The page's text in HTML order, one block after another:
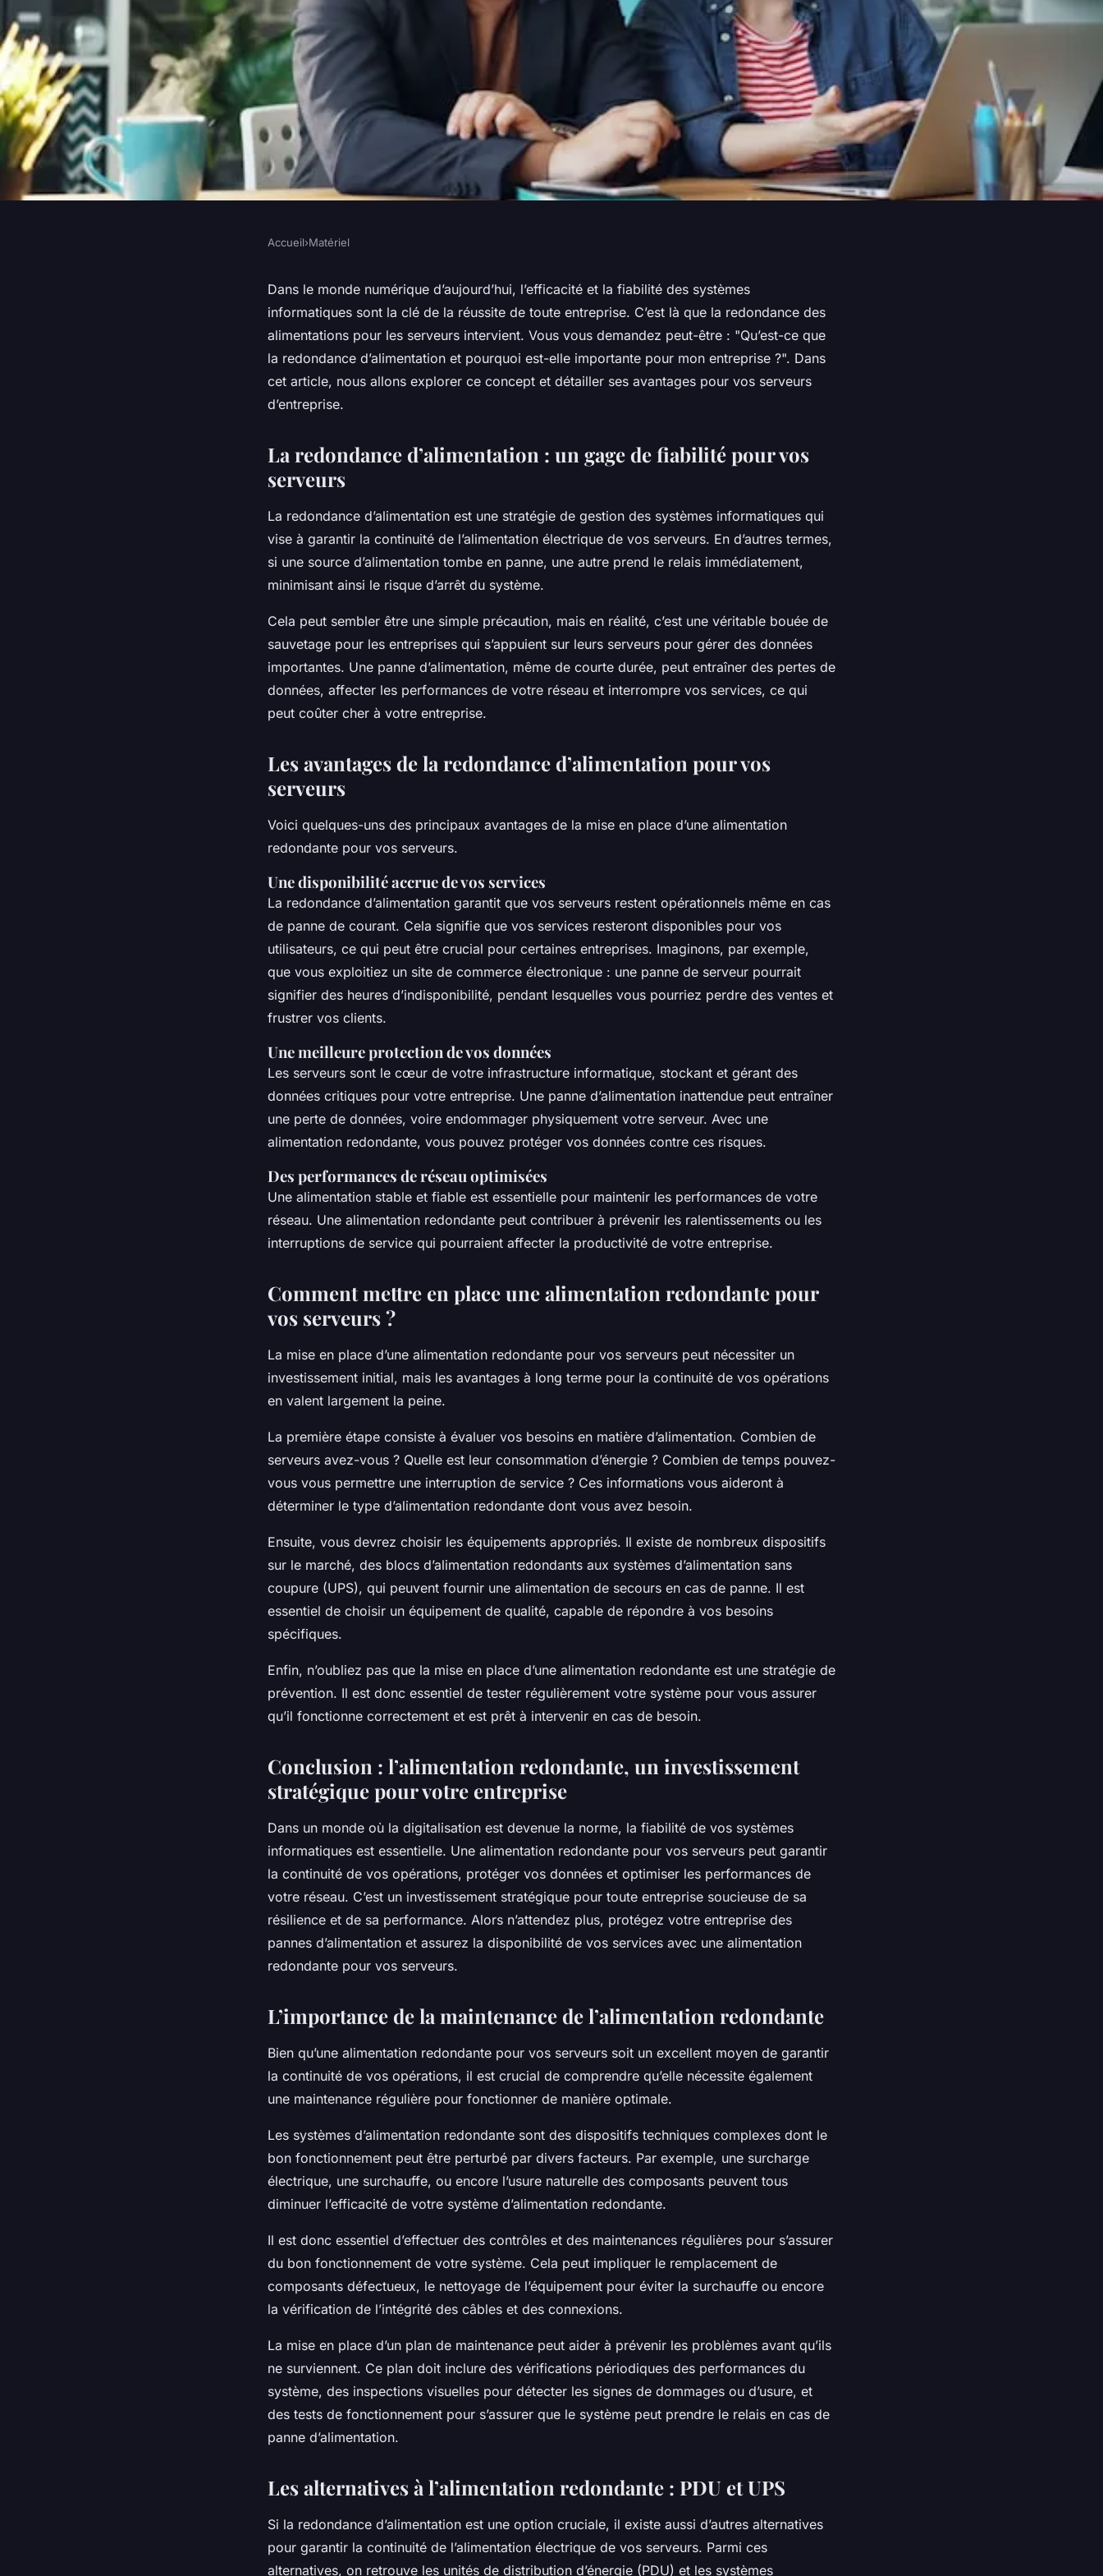
Quels sont les avantages des
alimentations redondantes pour les
serveurs d'entreprise?
Accueil›Matériel
Dans le monde numérique d’aujourd’hui, l’efficacité et la fiabilité des systèmes
informatiques sont la clé de la réussite de toute entreprise. C’est là que la redondance des
alimentations pour les serveurs intervient. Vous vous demandez peut-être : "Qu’est-ce que
la redondance d’alimentation et pourquoi est-elle importante pour mon entreprise ?". Dans
cet article, nous allons explorer ce concept et détailler ses avantages pour vos serveurs
d’entreprise.
La redondance d’alimentation : un gage de fiabilité pour vos
serveurs
La redondance d’alimentation est une stratégie de gestion des systèmes informatiques qui
vise à garantir la continuité de l’alimentation électrique de vos serveurs. En d’autres termes,
si une source d’alimentation tombe en panne, une autre prend le relais immédiatement,
minimisant ainsi le risque d’arrêt du système.
Cela peut sembler être une simple précaution, mais en réalité, c’est une véritable bouée de
sauvetage pour les entreprises qui s’appuient sur leurs serveurs pour gérer des données
importantes. Une panne d’alimentation, même de courte durée, peut entraîner des pertes de
données, affecter les performances de votre réseau et interrompre vos services, ce qui
peut coûter cher à votre entreprise.
Les avantages de la redondance d’alimentation pour vos
serveurs
Voici quelques-uns des principaux avantages de la mise en place d’une alimentation
redondante pour vos serveurs.
Une disponibilité accrue de vos services
La redondance d’alimentation garantit que vos serveurs restent opérationnels même en cas
de panne de courant. Cela signifie que vos services resteront disponibles pour vos
utilisateurs, ce qui peut être crucial pour certaines entreprises. Imaginons, par exemple,
que vous exploitiez un site de commerce électronique : une panne de serveur pourrait
signifier des heures d’indisponibilité, pendant lesquelles vous pourriez perdre des ventes et
frustrer vos clients.
Une meilleure protection de vos données
Les serveurs sont le cœur de votre infrastructure informatique, stockant et gérant des
données critiques pour votre entreprise. Une panne d’alimentation inattendue peut entraîner
une perte de données, voire endommager physiquement votre serveur. Avec une
alimentation redondante, vous pouvez protéger vos données contre ces risques.
Des performances de réseau optimisées
Une alimentation stable et fiable est essentielle pour maintenir les performances de votre
réseau. Une alimentation redondante peut contribuer à prévenir les ralentissements ou les
interruptions de service qui pourraient affecter la productivité de votre entreprise.
Comment mettre en place une alimentation redondante pour
vos serveurs ?
La mise en place d’une alimentation redondante pour vos serveurs peut nécessiter un
investissement initial, mais les avantages à long terme pour la continuité de vos opérations
en valent largement la peine.
La première étape consiste à évaluer vos besoins en matière d’alimentation. Combien de
serveurs avez-vous ? Quelle est leur consommation d’énergie ? Combien de temps pouvez-
vous vous permettre une interruption de service ? Ces informations vous aideront à
déterminer le type d’alimentation redondante dont vous avez besoin.
Ensuite, vous devrez choisir les équipements appropriés. Il existe de nombreux dispositifs
sur le marché, des blocs d’alimentation redondants aux systèmes d’alimentation sans
coupure (UPS), qui peuvent fournir une alimentation de secours en cas de panne. Il est
essentiel de choisir un équipement de qualité, capable de répondre à vos besoins
spécifiques.
Enfin, n’oubliez pas que la mise en place d’une alimentation redondante est une stratégie de
prévention. Il est donc essentiel de tester régulièrement votre système pour vous assurer
qu’il fonctionne correctement et est prêt à intervenir en cas de besoin.
Conclusion : l’alimentation redondante, un investissement
stratégique pour votre entreprise
Dans un monde où la digitalisation est devenue la norme, la fiabilité de vos systèmes
informatiques est essentielle. Une alimentation redondante pour vos serveurs peut garantir
la continuité de vos opérations, protéger vos données et optimiser les performances de
votre réseau. C’est un investissement stratégique pour toute entreprise soucieuse de sa
résilience et de sa performance. Alors n’attendez plus, protégez votre entreprise des
pannes d’alimentation et assurez la disponibilité de vos services avec une alimentation
redondante pour vos serveurs.
L’importance de la maintenance de l’alimentation redondante
Bien qu’une alimentation redondante pour vos serveurs soit un excellent moyen de garantir
la continuité de vos opérations, il est crucial de comprendre qu’elle nécessite également
une maintenance régulière pour fonctionner de manière optimale.
Les systèmes d’alimentation redondante sont des dispositifs techniques complexes dont le
bon fonctionnement peut être perturbé par divers facteurs. Par exemple, une surcharge
électrique, une surchauffe, ou encore l’usure naturelle des composants peuvent tous
diminuer l’efficacité de votre système d’alimentation redondante.
Il est donc essentiel d’effectuer des contrôles et des maintenances régulières pour s’assurer
du bon fonctionnement de votre système. Cela peut impliquer le remplacement de
composants défectueux, le nettoyage de l’équipement pour éviter la surchauffe ou encore
la vérification de l’intégrité des câbles et des connexions.
La mise en place d’un plan de maintenance peut aider à prévenir les problèmes avant qu’ils
ne surviennent. Ce plan doit inclure des vérifications périodiques des performances du
système, des inspections visuelles pour détecter les signes de dommages ou d’usure, et
des tests de fonctionnement pour s’assurer que le système peut prendre le relais en cas de
panne d’alimentation.
Les alternatives à l’alimentation redondante : PDU et UPS
Si la redondance d’alimentation est une option cruciale, il existe aussi d’autres alternatives
pour garantir la continuité de l’alimentation électrique de vos serveurs. Parmi ces
alternatives, on retrouve les unités de distribution d’énergie (PDU) et les systèmes